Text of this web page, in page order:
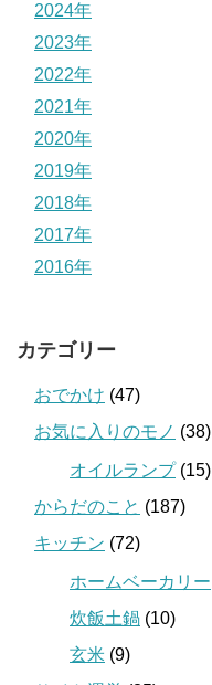
2024年
2023年
2022年
2021年
2020年
2019年
2018年
2017年
2016年
カテゴリー
おでかけ (47)
お気に入りのモノ (38)
オイルランプ(15)
からだのこと (187)
キッチン (72)
ホームベーカリー
炊飯土鍋 (10)
玄米 (9)